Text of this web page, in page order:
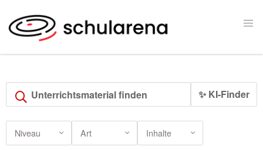
✨ KI-Finder
Niveau Art Inhalte